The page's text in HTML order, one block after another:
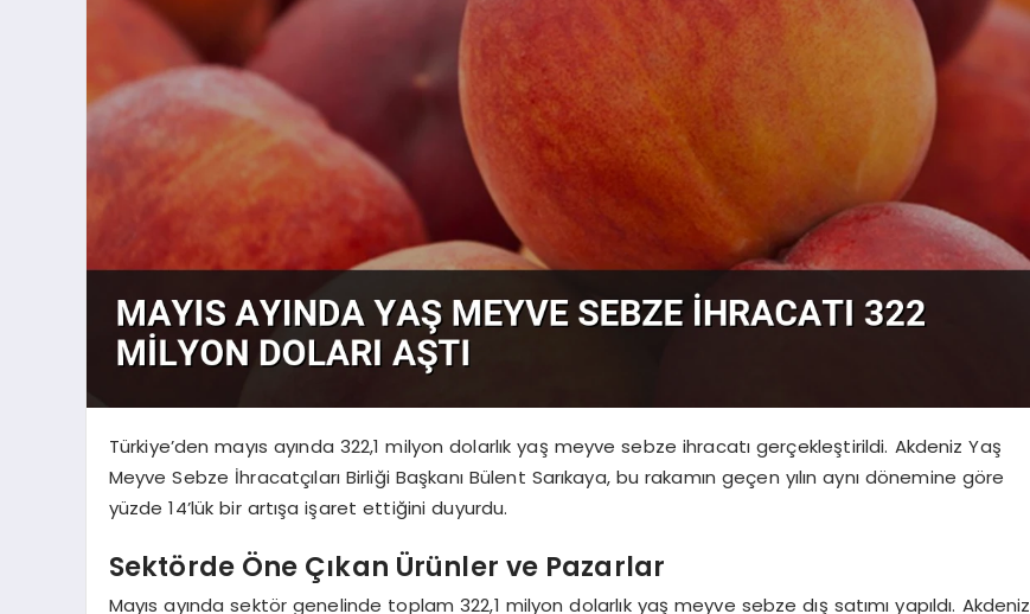
Türkiye’den mayıs ayında 322,1 milyon dolarlık yaş meyve sebze ihracatı gerçekleştirildi. Akdeniz Yaş
Meyve Sebze İhracatçıları Birliği Başkanı Bülent Sarıkaya, bu rakamın geçen yılın aynı dönemine göre
yüzde 14’lük bir artışa işaret ettiğini duyurdu.
Sektörde Öne Çıkan Ürünler ve Pazarlar
Mayıs ayında sektör genelinde toplam 322,1 milyon dolarlık yaş meyve sebze dış satımı yapıldı. Akdeniz